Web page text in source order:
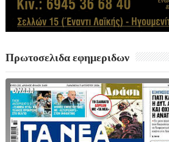
Πρωτοσελιδα εφημεριδων